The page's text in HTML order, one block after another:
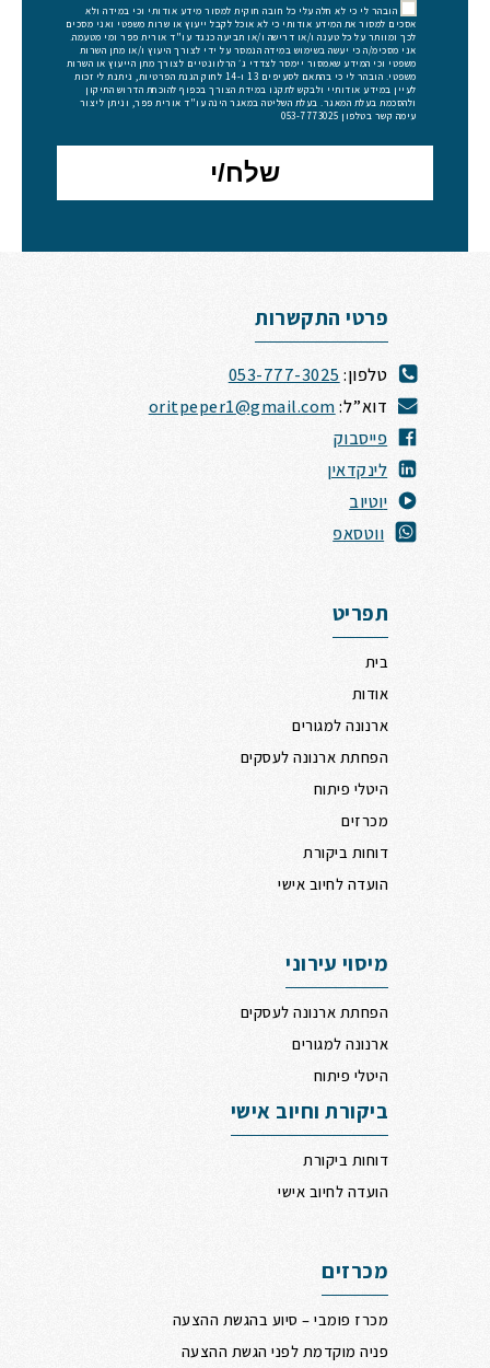
הובהר לי כי לא חלה עלי כל חובה חוקית למסור מידע אודותי וכי במידה ולא
אסכים למסור את המידע אודותי כי לא אוכל לקבל ייעוץ או שרות משפטי ואני מסכים
לכך ומוותר על כל טענה ו/או דרישה ו/או תביעה כנגד עו"ד אורית פפר ומי מטעמה.
אני מסכימ/ה כי יעשה בשימוש במידה הנמסר על ידי לצורך היעוץ ו/או מתן השרות
משפטי וכי המידע שאמסור יימסר לצדדי ג׳ הרלוונטיים לצורך מתן הייעוץ או השרות
משפטי. הובהר לי כי בהתאם לסעיפים 13 ו-14 לחוק הגנת הפרטיות, ניתנת לי זכות
לעיין במידע אודותיי ולבקש לתקנו במידת הצורך בכפוף להוכחת הדרוש התיקון
ולהסכמת בעלת המאגר. בעלת השליטה במאגר הינה עו"ד אורית פפר, וניתן ליצור
עימה קשר בטלפון 053-7773025
פרטי התקשרות
טלפון:053-777-3025
דוא”ל:oritpeper1@gmail.com
פייסבוק
לינקדאין
יוטיוב
ווטסאפ
תפריט
בית
אודות
ארנונה למגורים
הפחתת ארנונה לעסקים
היטלי פיתוח
מכרזים
דוחות ביקורת
הועדה לחיוב אישי
מיסוי עירוני
הפחתת ארנונה לעסקים
ארנונה למגורים
היטלי פיתוח
ביקורת וחיוב אישי
דוחות ביקורת
הועדה לחיוב אישי
מכרזים
מכרז פומבי – סיוע בהגשת ההצעה
פניה מוקדמת לפני הגשת ההצעה